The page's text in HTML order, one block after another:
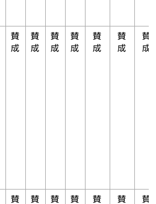
賛
成
賛
成
賛
成
賛
成
賛
成
賛
成
賛
成
賛
賛
賛
賛
賛
賛
賛